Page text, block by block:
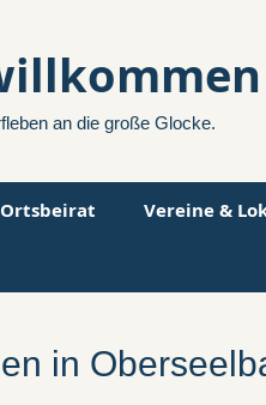
an die große Glocke.
Ortsbeirat Vereine &
in